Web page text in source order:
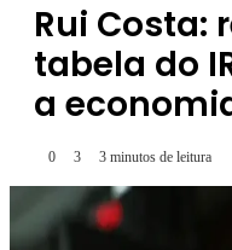
Rui Costa:
tabela do
a
0 3 3 minutos de leitura